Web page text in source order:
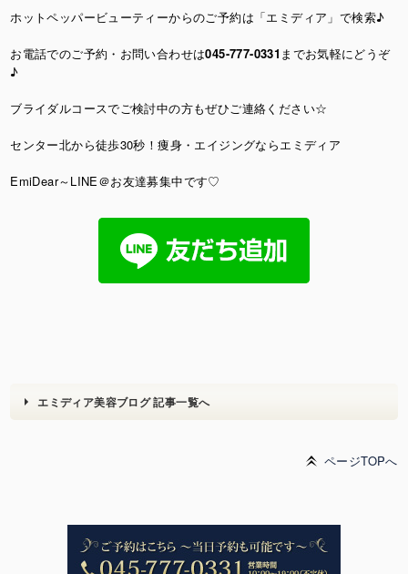
ホットペッパービューティーからのご予約は「エミディア」で検索♪
お電話でのご予約・お問い合わせは045-777-0331 までお気軽にどうぞ
♪
ブライダルコースでご検討中の方もぜひご連絡ください☆
センター北から徒歩30秒！痩身・エイジングならエミディア
EmiDear～LINE＠お友達募集中です♡
エミディア美容ブログ 記事一覧へ
ページTOPへ